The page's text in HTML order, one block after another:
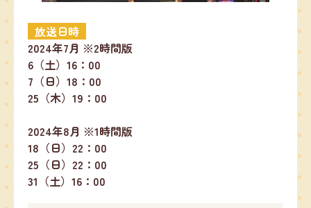
放送日時
2024年7月 ※2時間版
6（土）16：00
7（日）18：00
25（木）19：00
2024年8月 ※1時間版
18（日）22：00
25（日）22：00
31（土）16：00